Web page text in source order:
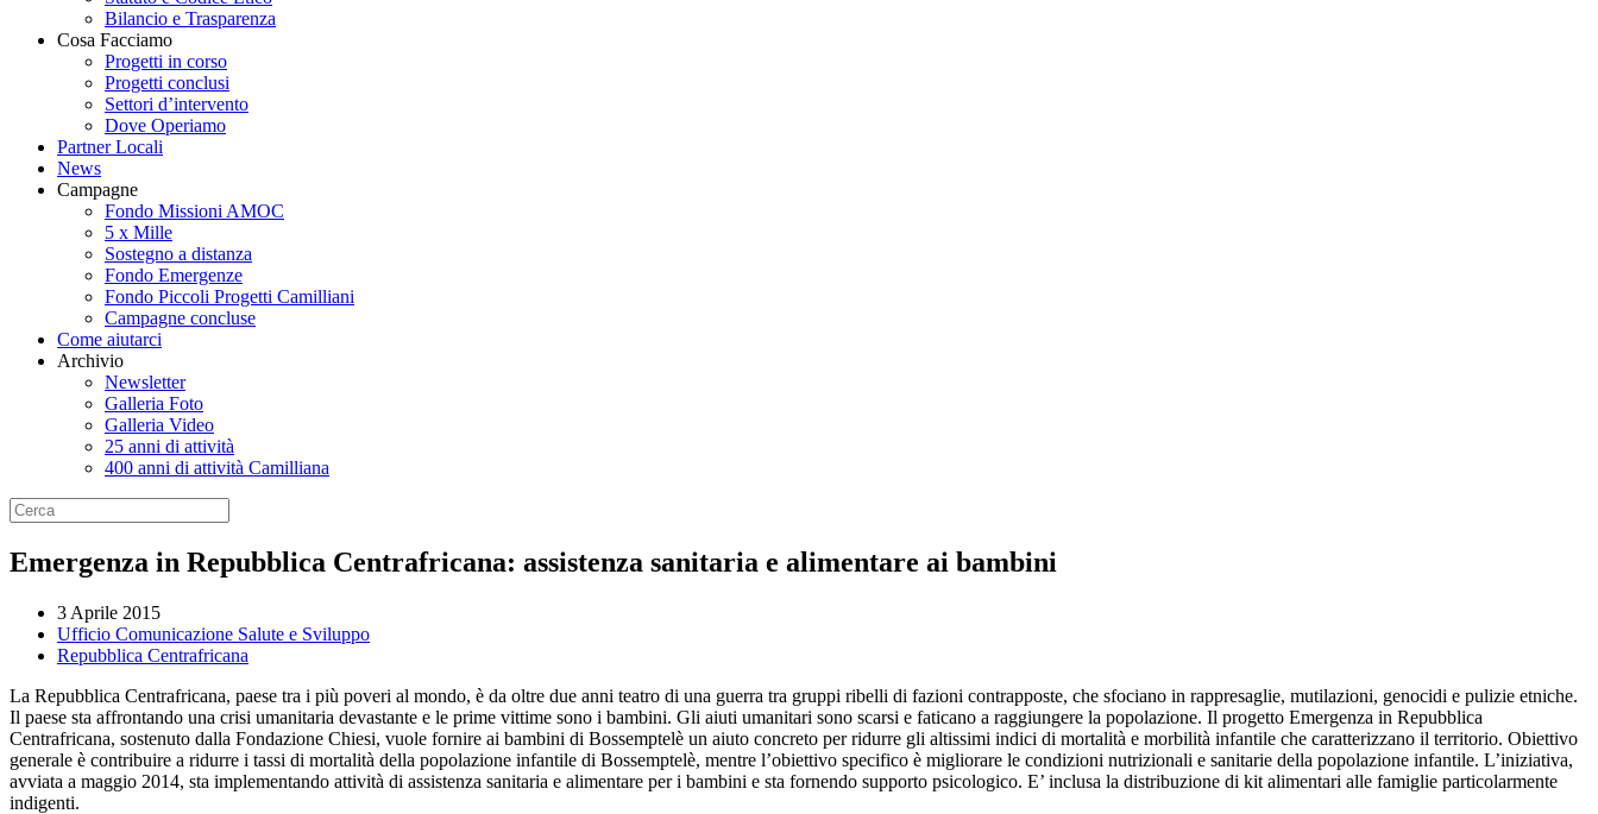
Bilancio e Trasparenza
Cosa Facciamo
Progetti in corso
Progetti conclusi
Settori d’intervento
Dove Operiamo
Partner Locali
News
Campagne
Fondo Missioni AMOC
5 x Mille
Sostegno a distanza
Fondo Emergenze
Fondo Piccoli Progetti Camilliani
Campagne concluse
Come aiutarci
Archivio
Newsletter
Galleria Foto
Galleria Video
25 anni di attività
400 anni di attività Camilliana
Emergenza in Repubblica Centrafricana: assistenza sanitaria e alimentare ai bambini
3 Aprile 2015
Ufficio Comunicazione Salute e Sviluppo
Repubblica Centrafricana
La Repubblica Centrafricana, paese tra i più poveri al mondo, è da oltre due anni teatro di una guerra tra gruppi ribelli di fazioni contrapposte, che sfociano in rappresaglie, mutilazioni, genocidi e pulizie etniche.
Il paese sta affrontando una crisi umanitaria devastante e le prime vittime sono i bambini. Gli aiuti umanitari sono scarsi e faticano a raggiungere la popolazione. Il progetto Emergenza in Repubblica
Centrafricana, sostenuto dalla Fondazione Chiesi, vuole fornire ai bambini di Bossemptelè un aiuto concreto per ridurre gli altissimi indici di mortalità e morbilità infantile che caratterizzano il territorio. Obiettivo
generale è contribuire a ridurre i tassi di mortalità della popolazione infantile di Bossemptelè, mentre l’obiettivo specifico è migliorare le condizioni nutrizionali e sanitarie della popolazione infantile. L’iniziativa,
avviata a maggio 2014, sta implementando attività di assistenza sanitaria e alimentare per i bambini e sta fornendo supporto psicologico. E’ inclusa la distribuzione di kit alimentari alle famiglie particolarmente
indigenti.